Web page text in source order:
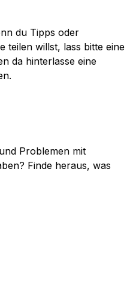
du Tipps oder
teilen willst, lass bitte eine
da hinterlasse eine
Problemen mit
Finde heraus, was